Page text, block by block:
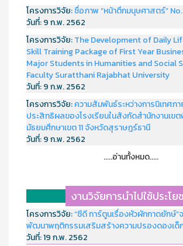
โครงการวิจัย:ชื่อภาพ “หน้าตึกมนุษศาสตร์”
วันที่:9 ก.พ. 2562
โครงการวิจัย:The Development of Daily
Skill Training Package of First Year
Major Students in Humanities and Social
Faculty Suratthani Rajabhat University
วันที่:9 ก.พ. 2562
โครงการวิจัย:ความสัมพันธ์ระหว่างการนิเทศภ
ประสิทธิผลของโรงเรียนในสังกัดสำนักงานเข
มัธยมศึกษาเขต 11 จังหวัดสุราษฎร์ธานี
วันที่:9 ก.พ. 2562
.....อ่านทั้งหมด.....
งานวิจัยการนำไปใช้ประโย
โครงการวิจัย:“ซีดี การ์ตูนเรื่องหัวผักกาดยักษ์”
พัฒนาพฤติกรรมเสริมสร้างความปรองดองเด็
วันที่:19 ก.พ. 2562